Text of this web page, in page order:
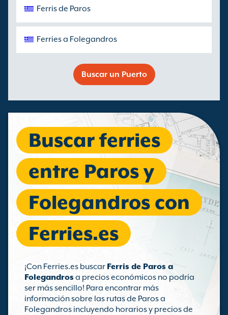
Ferris de Paros
Ferries a Folegandros
Buscar un Puerto
Buscar ferries
entre Paros y
Folegandros con
Ferries.es
¡Con Ferries.es buscar Ferris de Paros a
Folegandros a precios económicos no podría
ser más sencillo! Para encontrar más
información sobre las rutas de Paros a
Folegandros incluyendo horarios y precios de